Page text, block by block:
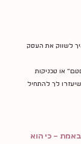
לשווק את העסק
או טכניקות
לך להתחיל
– כי הוא